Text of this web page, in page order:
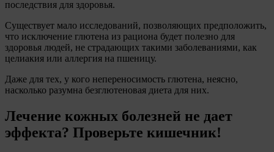
последствия для здоровья.
Существует мало исследований, позволяющих предположить,
что исключение глютена из рациона будет полезно для
здоровья людей, не страдающих такими заболеваниями, как
целиакия или аллергия на пшеницу.
Даже для тех, у кого непереносимость глютена, неясно,
насколько разумна безглютеновая диета для них.
Лечение кожных болезней не дает
эффекта? Проверьте кишечник!